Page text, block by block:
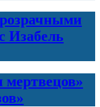
Изабель
мертвецов»